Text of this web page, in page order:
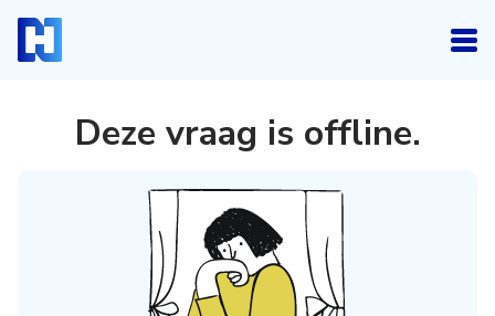
Deze vraag is offline.
Inloggen
Heb je een account? Log dan in.